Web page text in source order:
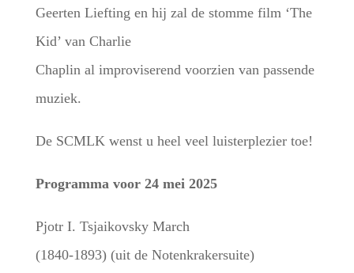
Geerten Liefting en hij zal de stomme film ‘The
Kid’ van Charlie
Chaplin al improviserend voorzien van passende
muziek.
De SCMLK wenst u heel veel luisterplezier toe!
Programma voor 24 mei 2025
Pjotr I. Tsjaikovsky March
(1840-1893) (uit de Notenkrakersuite)